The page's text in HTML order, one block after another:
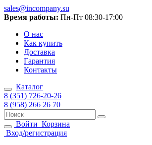
sales@incompany.su
Время работы: Пн-Пт 08:30-17:00
О нас
Как купить
Доставка
Гарантия
Контакты
Каталог
8 (351) 726-20-26
8 (958) 266 26 70
Войти Корзина
Вход/регистрация